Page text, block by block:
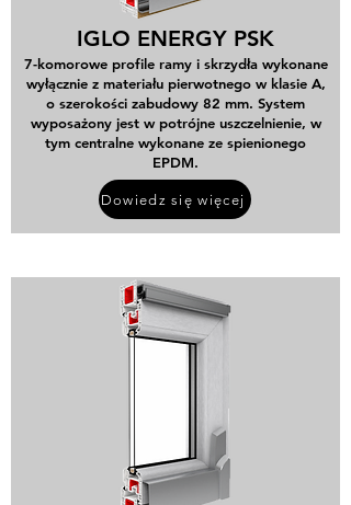
IGLO ENERGY PSK
7-komorowe profile ramy i skrzydła wykonane
wyłącznie z materiału pierwotnego w klasie A,
o szerokości zabudowy 82 mm. System
wyposażony jest w potrójne uszczelnienie, w
tym centralne wykonane ze spienionego
EPDM.
Dowiedz się więcej